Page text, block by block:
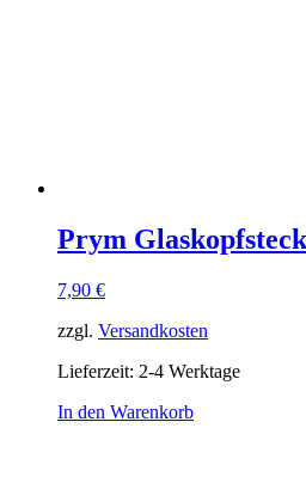
Prym
7,90 €
zzgl. Versandkosten
Lieferzeit: 2-4 Werktage
In den Warenkorb